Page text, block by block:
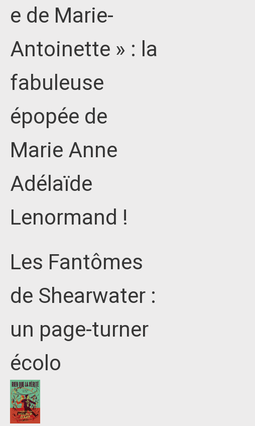
e de Marie-
Antoinette » : la
fabuleuse
épopée de
Marie Anne
Adélaïde
Lenormand !
Les Fantômes
de Shearwater :
un page-turner
écolo